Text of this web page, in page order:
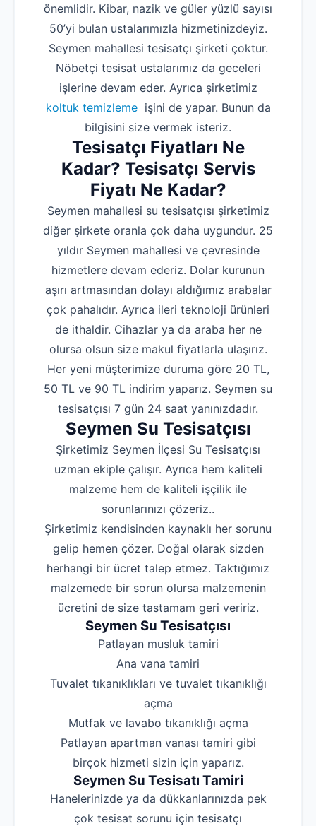
önemlidir. Kibar, nazik ve güler yüzlü sayısı
50’yi bulan ustalarımızla hizmetinizdeyiz.
Seymen mahallesi tesisatçı şirketi çoktur.
Nöbetçi tesisat ustalarımız da geceleri
işlerine devam eder. Ayrıca şirketimiz
koltuk temizlemeişini de yapar. Bunun da
bilgisini size vermek isteriz.
Tesisatçı Fiyatları Ne
Kadar? Tesisatçı Servis
Fiyatı Ne Kadar?
Seymen mahallesi su tesisatçısı şirketimiz
diğer şirkete oranla çok daha uygundur. 25
yıldır Seymen mahallesi ve çevresinde
hizmetlere devam ederiz. Dolar kurunun
aşırı artmasından dolayı aldığımız arabalar
çok pahalıdır. Ayrıca ileri teknoloji ürünleri
de ithaldir. Cihazlar ya da araba her ne
olursa olsun size makul fiyatlarla ulaşırız.
Her yeni müşterimize duruma göre 20 TL,
50 TL ve 90 TL indirim yaparız. Seymen su
tesisatçısı 7 gün 24 saat yanınızdadır.
Seymen Su Tesisatçısı
Şirketimiz Seymen İlçesi Su Tesisatçısı
uzman ekiple çalışır. Ayrıca hem kaliteli
malzeme hem de kaliteli işçilik ile
sorunlarınızı çözeriz..
Şirketimiz kendisinden kaynaklı her sorunu
gelip hemen çözer. Doğal olarak sizden
herhangi bir ücret talep etmez. Taktığımız
malzemede bir sorun olursa malzemenin
ücretini de size tastamam geri veririz.
Seymen Su Tesisatçısı
‌Patlayan musluk tamiri
‌Ana vana tamiri
‌Tuvalet tıkanıklıkları ve tuvalet tıkanıklığı
açma
‌Mutfak ve lavabo tıkanıklığı açma
‌Patlayan apartman vanası tamiri gibi
birçok hizmeti sizin için yaparız.
Seymen Su Tesisatı Tamiri
Hanelerinizde ya da dükkanlarınızda pek
çok tesisat sorunu için tesisatçı